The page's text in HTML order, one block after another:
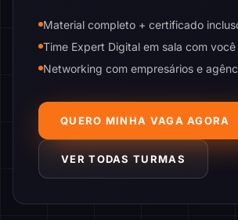
Material completo + certificado
Time Expert Digital em sala com você
Networking com empresários e
QUERO MINHA VAGA AGORA
VER TODAS TURMAS